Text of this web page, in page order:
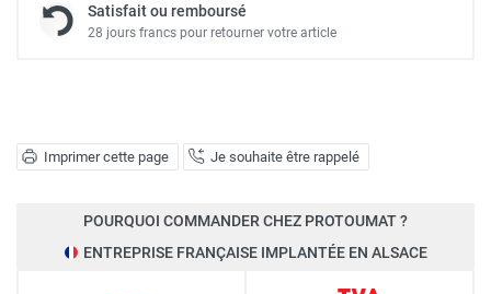
Imprimer cette page Je souhaite être rappelé
Satisfait ou remboursé
28 jours francs pour retourner votre article
POURQUOI COMMANDER CHEZ PROTOUMAT ?
ENTREPRISE FRANÇAISE IMPLANTÉE EN ALSACE